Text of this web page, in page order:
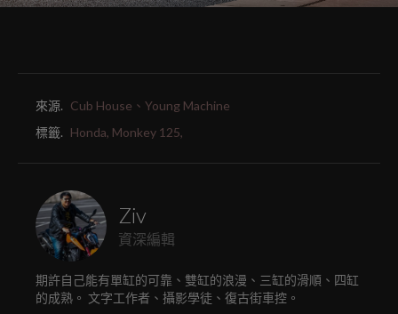
來源. Cub House、Young Machine
標籤. Honda, Monkey 125,
Ziv
資深編輯
期許自己能有單缸的可靠、雙缸的浪漫、三缸的滑順、四缸
的成熟。 文字工作者、攝影學徒、復古街車控。